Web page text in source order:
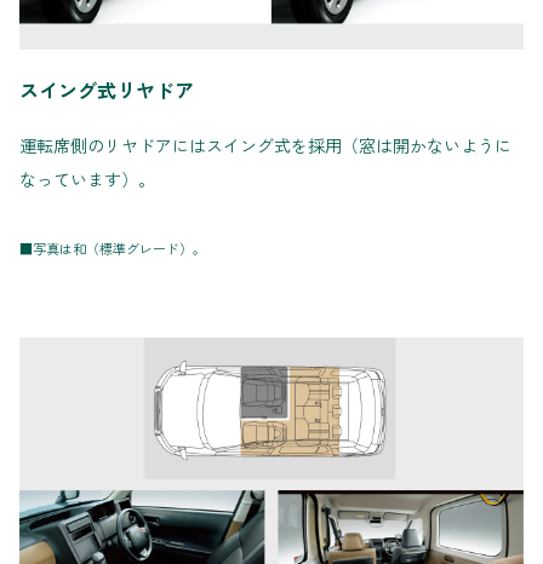
スイング式リヤドア
運転席側のリヤドアにはスイング式を採用（窓は開かないように
なっています）。
■写真は和（標準グレード）。